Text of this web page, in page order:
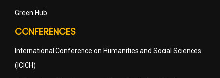
Green Hub
CONFERENCES
International Conference on Humanities and Social Sciences
(ICICH)